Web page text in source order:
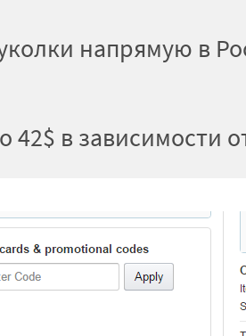
напрямую в
42$ в зависимости